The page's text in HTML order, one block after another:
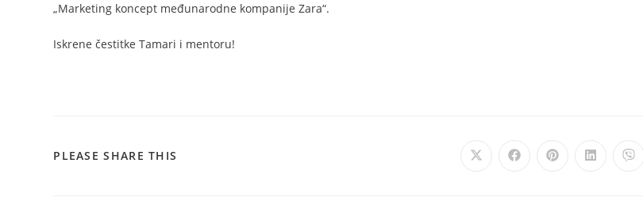
„Marketing koncept međunarodne kompanije Zara“.
Iskrene čestitke Tamari i mentoru!
PLEASE SHARE THIS